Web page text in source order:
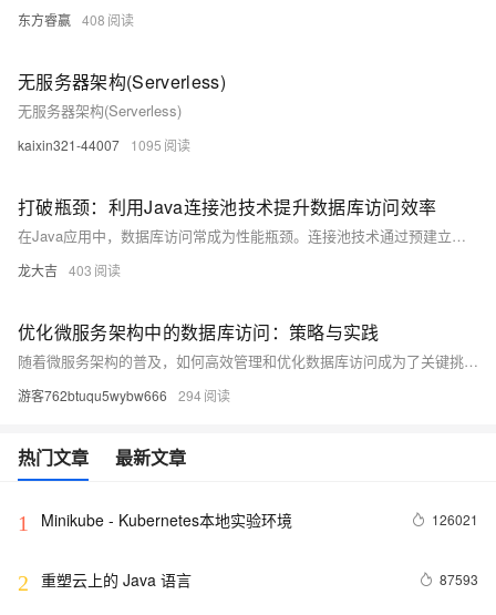
东方睿赢 408
无服务器架构(Serverless)
无服务器架构(Serverless)
kaixin321-44007 1095
打破瓶颈：利用Java连接池技术提升数据库访问效率
在Java应用中，数据库访问常成为性能瓶颈。连接池技术通过预建立并复用数据库连接，避免了频繁的连接建立和断开，显著提升了数据库访问效率。常见的连接池库包括HikariCP、C3P0和DBCP，它们提供了丰富的配置选项和强大的功能，帮助优化应用性能。
龙大吉 403
优化微服务架构中的数据库访问：策略与实践
随着微服务架构的普及，如何高效管理和优化数据库访问成为了关键挑战。本文探讨了在微服务环境中优化数据库访问的策略，包括数据库分片、缓存机制、异步处理等技术手段。通过深入分析实际案例和最佳实践，本文旨在为开发者提供实际可行的解决方案，以提升系统性能和可扩展性。
游客762btuqu5wybw666 294
热门文章 最新文章
1 Minikube - Kubernetes本地实验环境 126021
2 重塑云上的 Java 语言 87593